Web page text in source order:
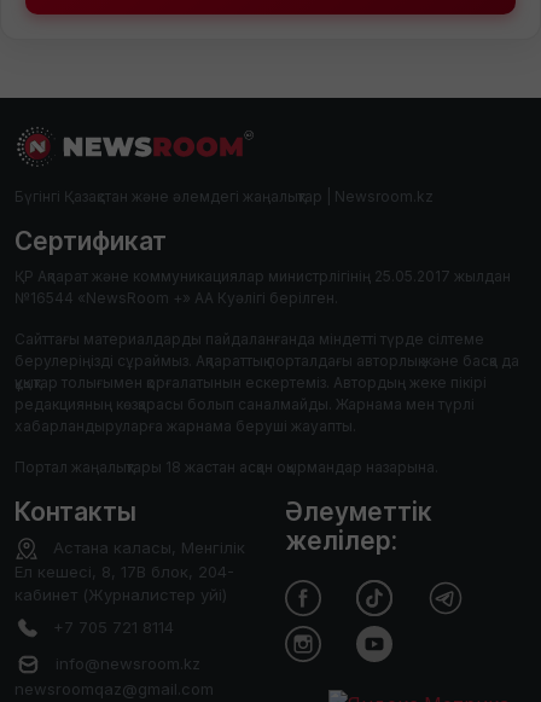
Бүгінгі Қазақстан және әлемдегі жаңалықтар | Newsroom.kz
Сертификат
ҚР Ақпарат және коммуникациялар министрлігінің 25.05.2017 жылдан
№16544 «NewsRoom +» АА Куәлігі берілген.
Сайттағы материалдарды пайдаланғанда міндетті түрде сілтеме
берулеріңізді сұраймыз. Ақпараттық порталдағы авторлық және басқа да
құқықтар толығымен қорғалатынын ескертеміз. Автордың жеке пікірі
редакцияның көзқарасы болып саналмайды. Жарнама мен түрлі
хабарландыруларға жарнама беруші жауапты.
Портал жаңалықтары 18 жастан асқан оқырмандар назарына.
Контакты
Астана каласы, Менгілік
Ел кешесі, 8, 17В блок, 204-
кабинет (Журналистер уйі)
+7 705 721 8114
info@newsroom.kz
newsroomqaz@gmail.com
Әлеуметтік
желілер: